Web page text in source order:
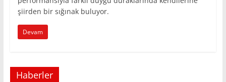
şiirden bir sığınak buluyor.
Devam
Haberler